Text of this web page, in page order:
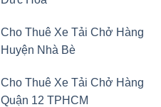
Cho Thuê Xe Tải Chở Hàng
Huyện Nhà Bè
Cho Thuê Xe Tải Chở Hàng
Quận 12 TPHCM